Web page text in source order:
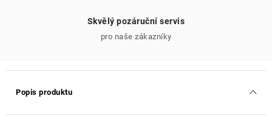
Skvělý pozáruční servis
pro naše zákazníky
Popis produktu